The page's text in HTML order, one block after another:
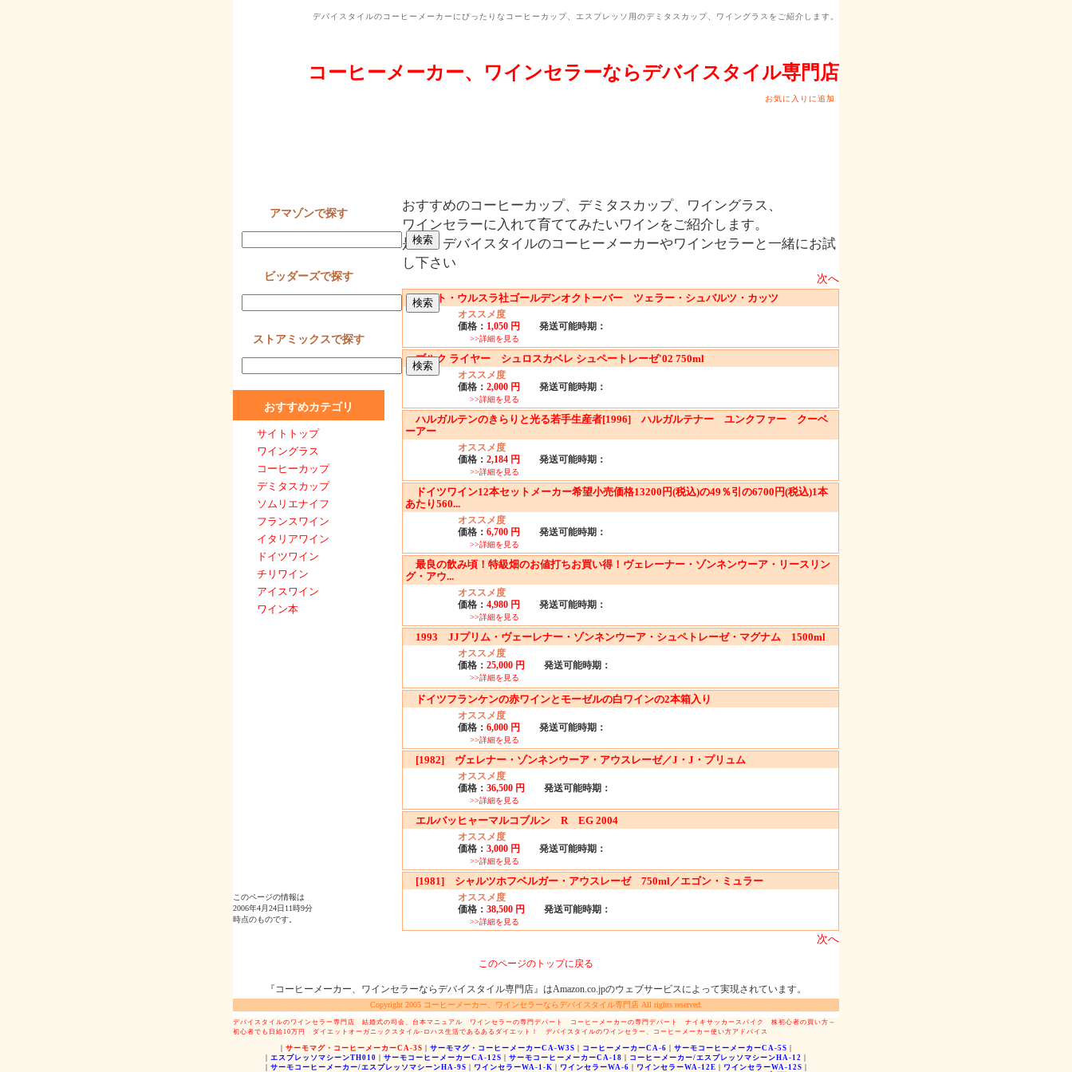
デバイスタイルのコーヒーメーカーにぴったりなコーヒーカップ、エスプレッソ用のデミタスカップ、ワイングラスをご紹介します。
コーヒーメーカー、ワインセラーならデバイスタイル専門店
お気に入りに追加
おすすめのコーヒーカップ、デミタスカップ、ワイングラス、
ワインセラーに入れて育ててみたいワインをご紹介します。
是非、デバイスタイルのコーヒーメーカーやワインセラーと一緒にお試
し下さい
次へ
セント・ウルスラ社ゴールデンオクトーバー ツェラー・シュバルツ・カッツ
オススメ度
価格： 1,050 円 発送可能時期：
>>詳細を見る
ブルク ライヤー シュロスカベレ シュペートレーゼ'02 750ml
オススメ度
価格： 2,000 円 発送可能時期：
>>詳細を見る
ハルガルテンのきらりと光る若手生産者[1996] ハルガルテナー ユンクファー クーベ
ーアー
オススメ度
価格： 2,184 円 発送可能時期：
>>詳細を見る
ドイツワイン12本セットメーカー希望小売価格13200円(税込)の49％引の6700円(税込)1本
あたり560...
オススメ度
価格： 6,700 円 発送可能時期：
>>詳細を見る
最良の飲み頃！特級畑のお値打ちお買い得！ヴェレーナー・ゾンネンウーア・リースリン
グ・アウ...
オススメ度
価格： 4,980 円 発送可能時期：
>>詳細を見る
1993 JJプリム・ヴェーレナー・ゾンネンウーア・シュペトレーゼ・マグナム 1500ml
オススメ度
価格： 25,000 円 発送可能時期：
>>詳細を見る
ドイツフランケンの赤ワインとモーゼルの白ワインの2本箱入り
オススメ度
価格： 6,000 円 発送可能時期：
>>詳細を見る
[1982] ヴェレナー・ゾンネンウーア・アウスレーゼ／J・J・プリュム
オススメ度
価格： 36,500 円 発送可能時期：
>>詳細を見る
エルバッヒャーマルコブルン R EG 2004
オススメ度
価格： 3,000 円 発送可能時期：
>>詳細を見る
[1981] シャルツホフベルガー・アウスレーゼ 750ml／エゴン・ミュラー
オススメ度
価格： 38,500 円 発送可能時期：
>>詳細を見る
次へ
アマゾンで探す
ビッダーズで探す
ストアミックスで探す
おすすめカテゴリ
サイトトップ
ワイングラス
コーヒーカップ
デミタスカップ
ソムリエナイフ
フランスワイン
イタリアワイン
ドイツワイン
チリワイン
アイスワイン
ワイン本
このページの情報は
2006年4月24日11時9分
時点のものです。
このページのトップに戻る
『コーヒーメーカー、ワインセラーならデバイスタイル専門店』はAmazon.co.jpのウェブサービスによって実現されています。
Copyright 2005 コーヒーメーカー、ワインセラーならデバイスタイル専門店 All rights reserved.
デバイスタイルのワインセラー専門店 結婚式の司会、台本マニュアル ワインセラーの専門デパート コーヒーメーカーの専門デパート ナイキサッカースパイク
株初心者の買い方～
初心者でも日給10万円
ダイエットオーガニックスタイル-ロハス生活であるあるダイエット！ デバイスタイルのワインセラー、コーヒーメーカー使い方アドバイス
サーモマグ・コーヒーメーカーCA-3S サーモマグ・コーヒーメーカーCA-W3S コーヒーメーカーCA-6 サーモコーヒーメーカーCA-5S
エスプレッソマシーンTH010 サーモコーヒーメーカーCA-12S サーモコーヒーメーカーCA-18 コーヒーメーカー/エスプレッソマシーンHA-12
サーモコーヒーメーカー/エスプレッソマシーンHA-9S ワインセラーWA-1-K ワインセラーWA-6 ワインセラーWA-12E ワインセラーWA-12S